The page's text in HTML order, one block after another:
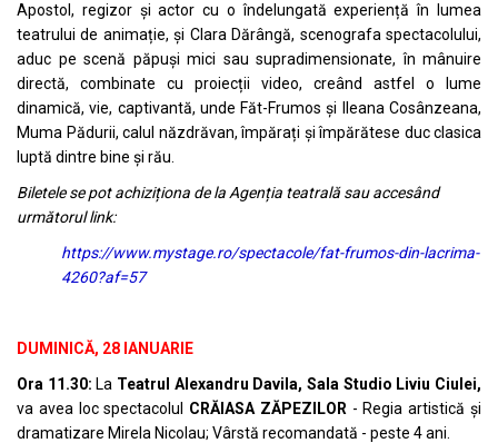
Apostol, regizor și actor cu o îndelungată experiență în lumea
teatrului de animație, și Clara Dărângă, scenografa spectacolului,
aduc pe scenă păpuși mici sau supradimensionate, în mânuire
directă, combinate cu proiecții video, creând astfel o lume
dinamică, vie, captivantă, unde Făt-Frumos și Ileana Cosânzeana,
Muma Pădurii, calul năzdrăvan, împărați și împărătese duc clasica
luptă dintre bine și rău.
Biletele se pot achiziționa de la Agenția teatrală sau accesând
următorul link:
https://www.mystage.ro/spectacole/fat-frumos-din-lacrima-
4260?af=57
DUMINICĂ, 28 IANUARIE
Ora 11.30: La Teatrul Alexandru Davila, Sala Studio Liviu Ciulei,
va avea loc spectacolul CRĂIASA ZĂPEZILOR - Regia artistică și
dramatizare Mirela Nicolau; Vârstă recomandată - peste 4 ani.